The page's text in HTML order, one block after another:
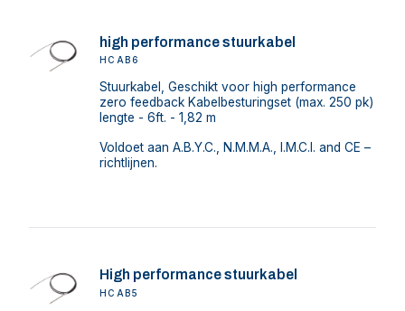
high performance stuurkabel
HCAB6
Stuurkabel, Geschikt voor high performance
zero feedback Kabelbesturingset (max. 250 pk)
lengte - 6ft. - 1,82 m
Voldoet aan A.B.Y.C., N.M.M.A., I.M.C.I. and CE –
richtlijnen.
High performance stuurkabel
HCAB5